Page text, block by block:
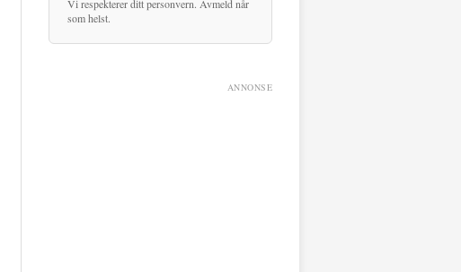
Vi respekterer ditt personvern. Avmeld når
som helst.
ANNONSE